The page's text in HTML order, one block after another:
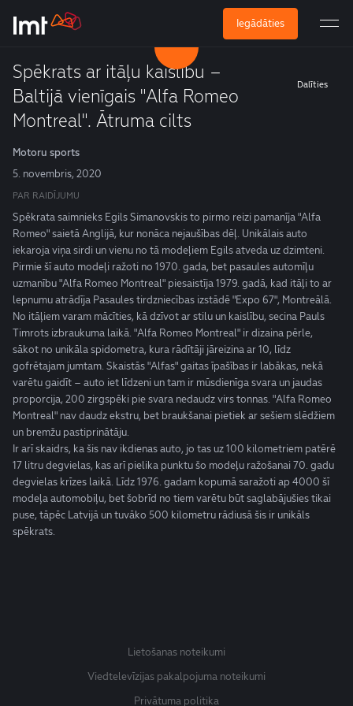
Iegādāties
Spēkrats ar itāļu kaislību –
Baltijā vienīgais "Alfa Romeo
Montreal". Ātruma cilts
Dalīties
Motoru sports
5. novembris, 2020
PAR RAIDĪJUMU
Spēkrata saimnieks Egils Simanovskis to pirmo reizi pamanīja "Alfa
Romeo" saietā Anglijā, kur nonāca nejaušības dēļ. Unikālais auto
iekaroja viņa sirdi un vienu no tā modeļiem Egils atveda uz dzimteni.
Pirmie šī auto modeļi ražoti no 1970. gada, bet pasaules automīļu
uzmanību "Alfa Romeo Montreal" piesaistīja 1979. gadā, kad itāļi to ar
lepnumu atrādīja Pasaules tirdzniecības izstādē "Expo 67", Montreālā.
No itāļiem varam mācīties, kā dzīvot ar stilu un kaislību, secina Pauls
Timrots izbraukuma laikā. "Alfa Romeo Montreal" ir dizaina pērle,
sākot no unikāla spidometra, kura rādītāji jāreizina ar 10, līdz
gofrētajam jumtam. Skaistās "Alfas" gaitas īpašības ir labākas, nekā
varētu gaidīt – auto iet līdzeni un tam ir mūsdienīga svara un jaudas
proporcija, 200 zirgspēki pie svara nedaudz virs tonnas. "Alfa Romeo
Montreal" nav daudz ekstru, bet braukšanai pietiek ar sešiem slēdžiem
un bremžu pastiprinātāju.
Ir arī skaidrs, ka šis nav ikdienas auto, jo tas uz 100 kilometriem patērē
17 litru degvielas, kas arī pielika punktu šo modeļu ražošanai 70. gadu
degvielas krīzes laikā. Līdz 1976. gadam kopumā saražoti ap 4000 šī
modeļa automobiļu, bet šobrīd no tiem varētu būt saglabājušies tikai
puse, tāpēc Latvijā un tuvāko 500 kilometru rādiusā šis ir unikāls
spēkrats.
Lietošanas noteikumi
Viedtelevīzijas pakalpojuma noteikumi
Privātuma politika